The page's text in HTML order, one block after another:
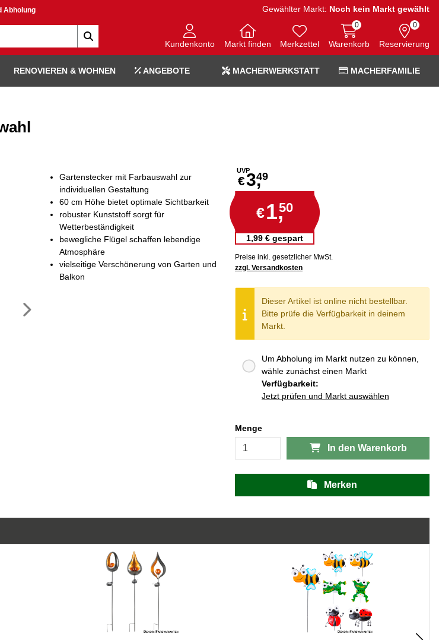
Abholung Gewählter Markt: Noch kein Markt gewählt
Kundenkonto Markt finden Merkzettel Warenkorb
0
Reservierung
0
RENOVIEREN & WOHNEN ANGEBOTE MACHERWERKSTATT MACHERFAMILIE
UVP
€3,49
€1,50
1,99 € gespart
Preise inkl. gesetzlicher MwSt.
zzgl. Versandkosten
Gartenstecker mit Farbauswahl zur
individuellen Gestaltung
60 cm Höhe bietet optimale Sichtbarkeit
robuster Kunststoff sorgt für
Wetterbeständigkeit
bewegliche Flügel schaffen lebendige
Atmosphäre
vielseitige Verschönerung von Garten und
Balkon
Dieser Artikel ist online nicht bestellbar.
Bitte prüfe die Verfügbarkeit in deinem
Markt.
Um Abholung im Markt nutzen zu können,
wähle zunächst einen Markt
Verfügbarkeit:
Jetzt prüfen und Markt auswählen
Menge
In den Warenkorb
Merken